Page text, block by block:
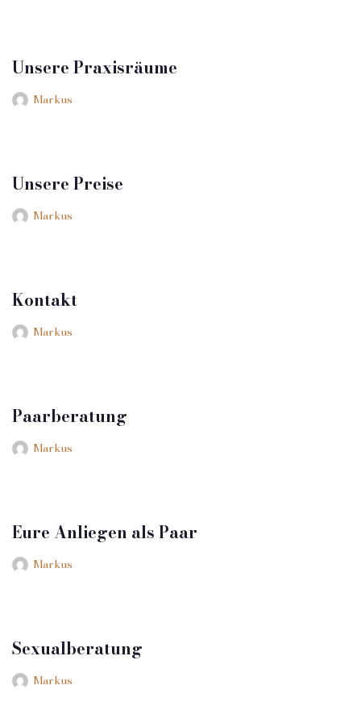
Unsere Praxisräume
Markus
Unsere Preise
Markus
Kontakt
Markus
Paarberatung
Markus
Eure Anliegen als Paar
Markus
Sexualberatung
Markus